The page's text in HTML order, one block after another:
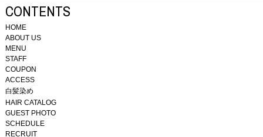
CONTENTS
HOME
ABOUT US
MENU
STAFF
COUPON
ACCESS
白髪染め
HAIR CATALOG
GUEST PHOTO
SCHEDULE
RECRUIT